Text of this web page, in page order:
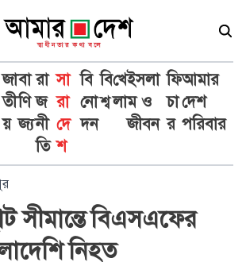
জা
তী
য়
বা
ণি
জ্য
রা
জ
নী
তি
সা
রা
দে
শ
বি
নো
দন
বি
শ্ব
খে
লা
ইসলা
ম ও
জীবন
ফি
চা
র
আমার
দেশ
পরিবার
সীমান্তে বিএসএফের
নিহত